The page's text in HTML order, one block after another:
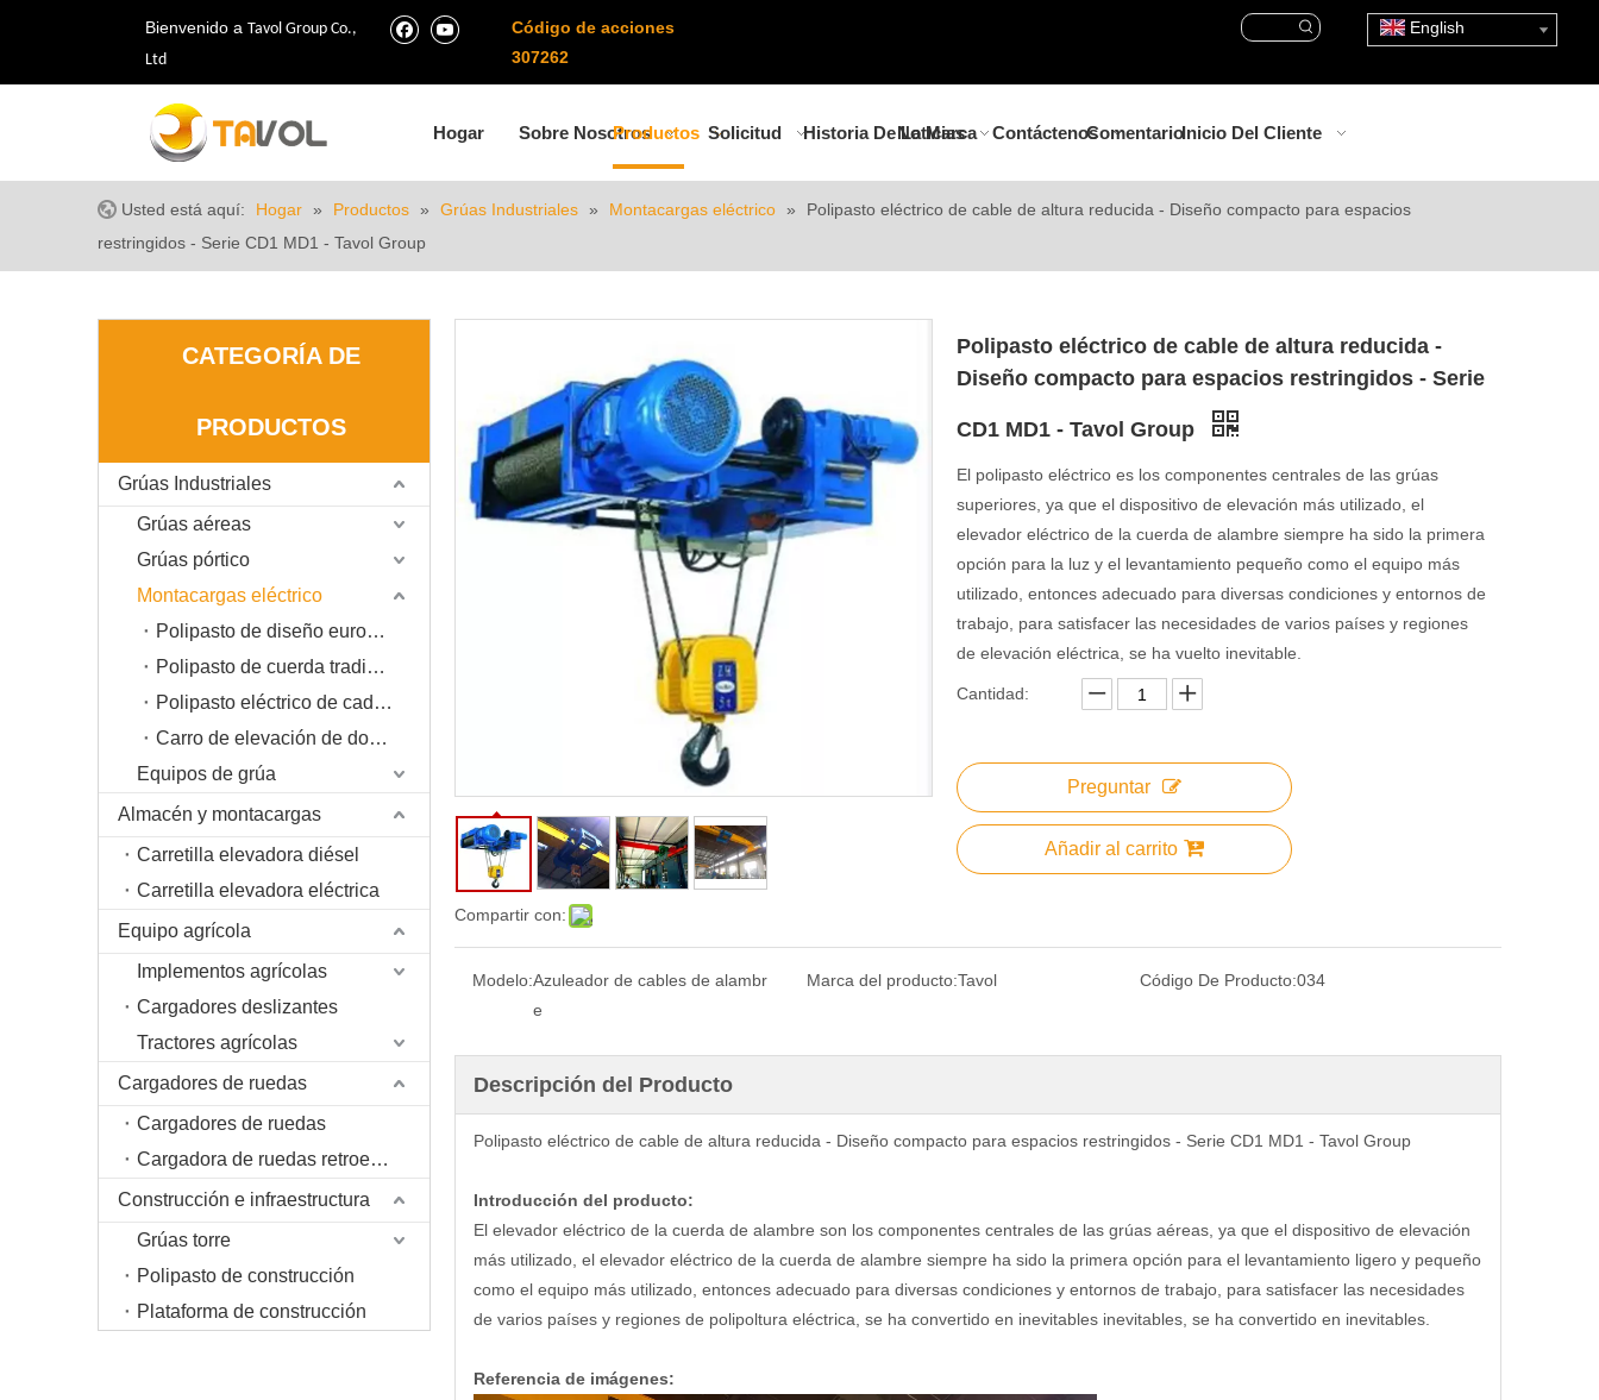
Bienvenido a Tavol Group Co.,
Ltd
Código de acciones
307262
English
Hogar Sobre NosotrosProductos Solicitud Historia De La Marca
Noticias ContáctenosComentarioInicio Del Cliente
Usted está aquí: Hogar » Productos » Grúas Industriales » Montacargas eléctrico »
Polipasto eléctrico de cable de altura reducida - Diseño compacto para espacios
restringidos - Serie CD1 MD1 - Tavol Group
CATEGORÍA DE
PRODUCTOS
Grúas Industriales
Grúas aéreas
Grúas pórtico
Montacargas eléctrico
Polipasto de diseño europeo FEM
Polipasto de cuerda tradicional de China
Polipasto eléctrico de cadena
Carro de elevación de doble viga
Equipos de grúa
Almacén y montacargas
Carretilla elevadora diésel
Carretilla elevadora eléctrica
Equipo agrícola
Implementos agrícolas
Cargadores deslizantes
Tractores agrícolas
Cargadores de ruedas
Cargadores de ruedas
Cargadora de ruedas retroexcavadora
Construcción e infraestructura
Grúas torre
Polipasto de construcción
Plataforma de construcción
Compartir con:
Polipasto eléctrico de cable de altura reducida -
Diseño compacto para espacios restringidos - Serie
CD1 MD1 - Tavol Group
El polipasto eléctrico es los componentes centrales de las grúas
superiores, ya que el dispositivo de elevación más utilizado, el
elevador eléctrico de la cuerda de alambre siempre ha sido la primera
opción para la luz y el levantamiento pequeño como el equipo más
utilizado, entonces adecuado para diversas condiciones y entornos de
trabajo, para satisfacer las necesidades de varios países y regiones
de elevación eléctrica, se ha vuelto inevitable.
Cantidad:
Preguntar
Añadir al carrito
Modelo:Azuleador de cables de alambr
e
Marca del producto:Tavol Código De Producto:034
Descripción del Producto
Polipasto eléctrico de cable de altura reducida - Diseño compacto para espacios restringidos - Serie CD1 MD1 - Tavol Group
Introducción del producto:
El elevador eléctrico de la cuerda de alambre son los componentes centrales de las grúas aéreas, ya que el dispositivo de elevación
más utilizado, el elevador eléctrico de la cuerda de alambre siempre ha sido la primera opción para el levantamiento ligero y pequeño
como el equipo más utilizado, entonces adecuado para diversas condiciones y entornos de trabajo, para satisfacer las necesidades
de varios países y regiones de polipoltura eléctrica, se ha convertido en inevitables inevitables, se ha convertido en inevitables.
Referencia de imágenes: